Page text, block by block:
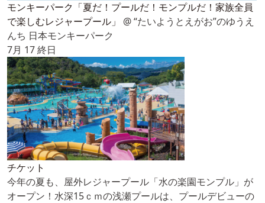
モンキーパーク「夏だ！プールだ！モンプルだ！家族全員
で楽しむレジャープール」
@ “たいようとえがお”のゆうえ
んち 日本モンキーパーク
7月 17終日
チケット
今年の夏も、屋外レジャープール「水の楽園モンプル」が
オープン！水深15ｃｍの浅瀬プールは、プールデビューの